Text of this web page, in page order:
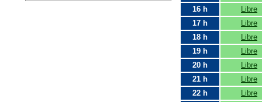
16 h
Libre
17 h
Libre
18 h
Libre
19 h
Libre
20 h
Libre
21 h
Libre
22 h
Libre